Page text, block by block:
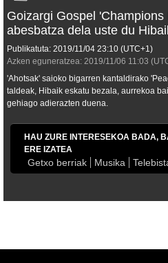
Goizargi Gospel
abesbatza dela uste du
Publikatuta: 2019/11/04 23:10 (UTC+1)
Azken eguneratzea: 2019/11/06 11:03
'Ahotsak' saioko bigarren kantaldirako
taldeak, Hibaik eskatu bezala, aurrekoa
gehiago adierazten duena.
HAU ZURE INTERESEKOA BADA,
ERE IZATEA
Getxo berriak Musika